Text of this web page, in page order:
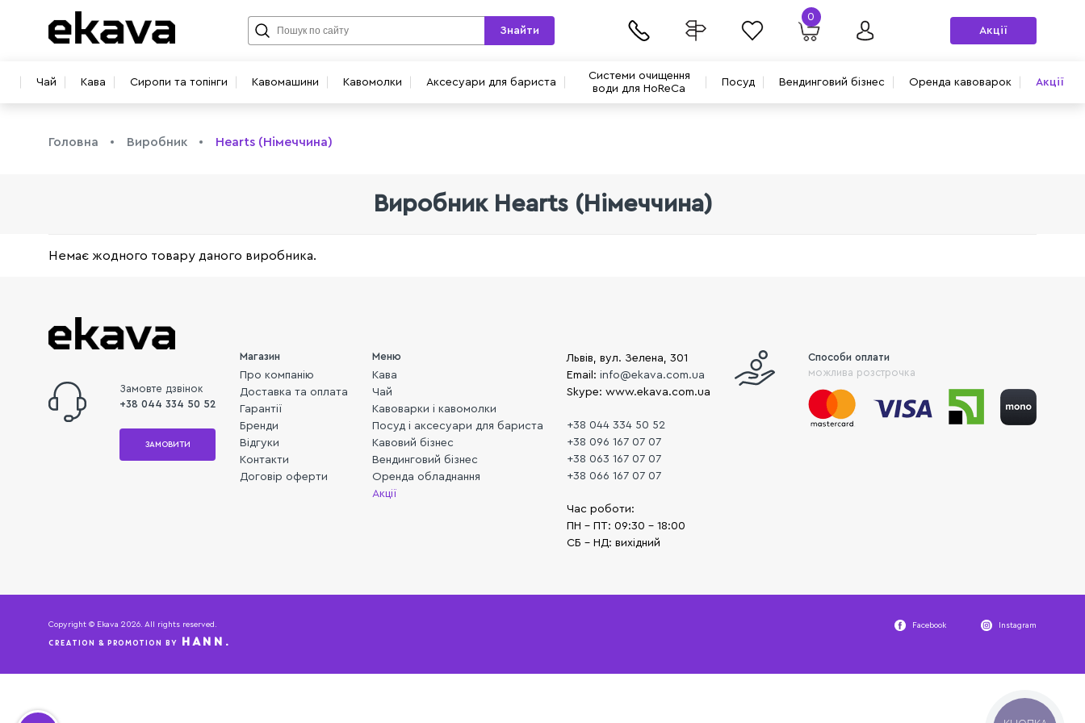
Чай Кава Сиропи та топінги Кавомашини Кавомолки Аксесуари для бариста
Системи очищення
води для HoReCa
Посуд Вендинговий бізнес Оренда кавоварок Акції
Знайти
0
Акції
Головна Виробник Hearts (Німеччина)
Виробник Hearts (Німеччина)
Немає жодного товару даного виробника.
Замовте дзвінок
+38 044 334 50 52
ЗАМОВИТИ
Магазин
Про компанію
Доставка та оплата
Гарантії
Бренди
Відгуки
Контакти
Договір оферти
Меню
Кава
Чай
Кавоварки і кавомолки
Посуд і аксесуари для бариста
Кавовий бізнес
Вендинговий бізнес
Оренда обладнання
Акції
Львів, вул. Зелена, 301
Email:info@ekava.com.ua
Skype: www.ekava.com.ua
+38 044 334 50 52
+38 096 167 07 07
+38 063 167 07 07
+38 066 167 07 07
Час роботи:
ПН - ПТ: 09:30 - 18:00
СБ - НД: вихідний
Способи оплати
можлива розстрочка
Copyright © Ekava 2026. All rights reserved.
CREATION & PROMOTION BY HANN.
Facebook Instagram